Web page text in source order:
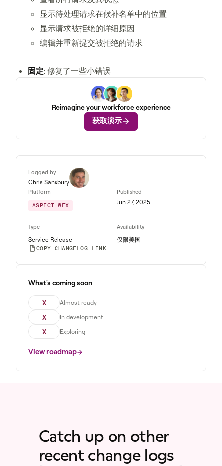
显示待处理请求在候补名单中的位置
显示请求被拒绝的详细原因
编辑并重新提交被拒绝的请求
固定: 修复了一些小错误
Reimagine your workforce experience
获取演示
Logged by
Chris Sansbury
Platform
ASPECT WFX
Published
Jun 27, 2025
Type
Service Release
Availability
仅限美国
COPY CHANGELOG LINK
What's coming soon
X Almost ready
X In development
X Exploring
View roadmap
Catch up on other
recent change logs